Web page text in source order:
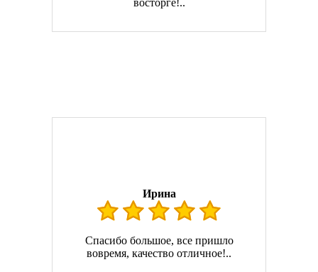
восторге!..
Ирина
Спасибо большое, все пришло
вовремя, качество отличное!..